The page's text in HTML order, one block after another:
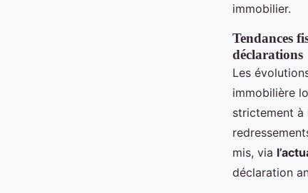
immobilier.
Tendances
déclarations
Les
immobilière
strictement à
mis, via
déclaration